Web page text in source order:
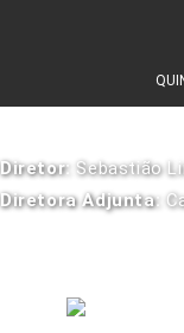
Diretor: Sebastião
Diretora Adjunta: